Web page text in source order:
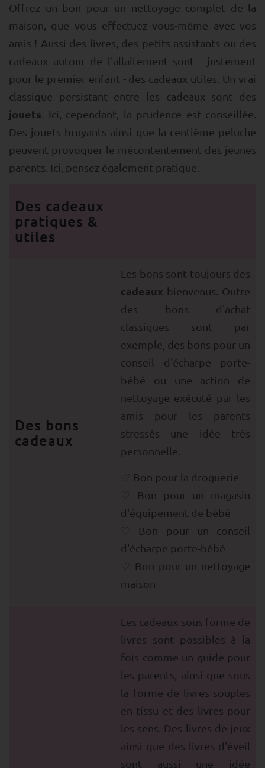
Offrez un bon pour un nettoyage complet de la
maison, que vous effectuez vous-même avec vos
amis ! Aussi des livres, des petits assistants ou des
cadeaux autour de l'allaitement sont - justement
pour le premier enfant - des cadeaux utiles. Un vrai
classique persistant entre les cadeaux sont des
jouets . Ici, cependant, la prudence est conseillée.
Des jouets bruyants ainsi que la centième peluche
peuvent provoquer le mécontentement des jeunes
parents. Ici, pensez également pratique.
Des cadeaux
pratiques &
utiles
Des bons
cadeaux
Les bons sont toujours des
cadeaux bienvenus. Outre
des bons d'achat
classiques sont par
exemple, des bons pour un
conseil d'écharpe porte-
bébé ou une action de
nettoyage exécuté par les
amis pour les parents
stressés une idée très
personnelle.
Bon pour la droguerie
Bon pour un magasin
d'équipement de bébé
Bon pour un conseil
d'écharpe porte-bébé
Bon pour un nettoyage
maison
Les cadeaux sous forme de
livres sont possibles à la
fois comme un guide pour
les parents, ainsi que sous
la forme de livres souples
en tissu et des livres pour
les sens. Des livres de jeux
ainsi que des livres d'éveil
sont aussi une idée